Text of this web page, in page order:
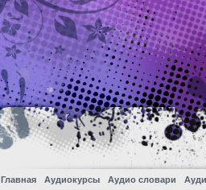
Главная Аудиокурсы Аудио словари